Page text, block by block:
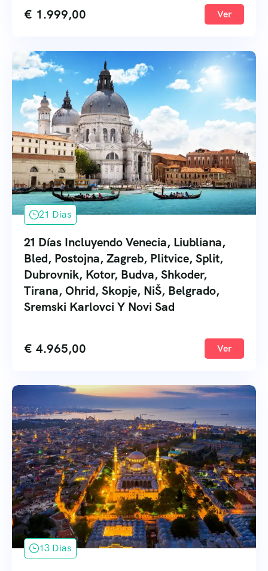
€ 1.999,00 Ver
21 Dias
21 Días Incluyendo Venecia, Liubliana,
Bled, Postojna, Zagreb, Plitvice, Split,
Dubrovnik, Kotor, Budva, Shkoder,
Tirana, Ohrid, Skopje, NiŠ, Belgrado,
Sremski Karlovci Y Novi Sad
€ 4.965,00 Ver
13 Dias